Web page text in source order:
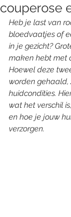
couperose
Heb je last van
bloedvaatjes of
in je gezicht?
maken hebt met
Hoewel deze
worden gehaald,
huidcondities.
wat het verschil
en hoe je jouw
verzorgen.